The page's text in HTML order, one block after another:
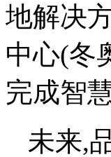
地解决
中心(冬
完成智
未来,